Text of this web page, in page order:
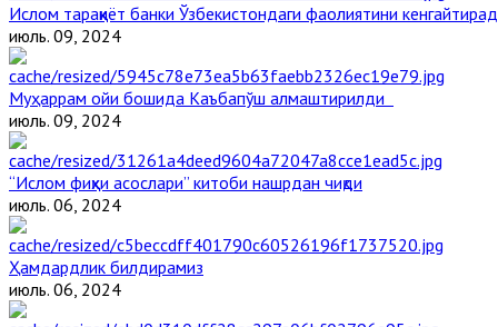
Ислом тараққиёт банки Ўзбекистондаги фаолиятини
июль. 09, 2024
Муҳаррам ойи бошида Каъбапўш алмаштирилди
июль. 09, 2024
“Ислом фиқҳи асослари” китоби нашрдан чиқди
июль. 06, 2024
Ҳамдардлик билдирамиз
июль. 06, 2024